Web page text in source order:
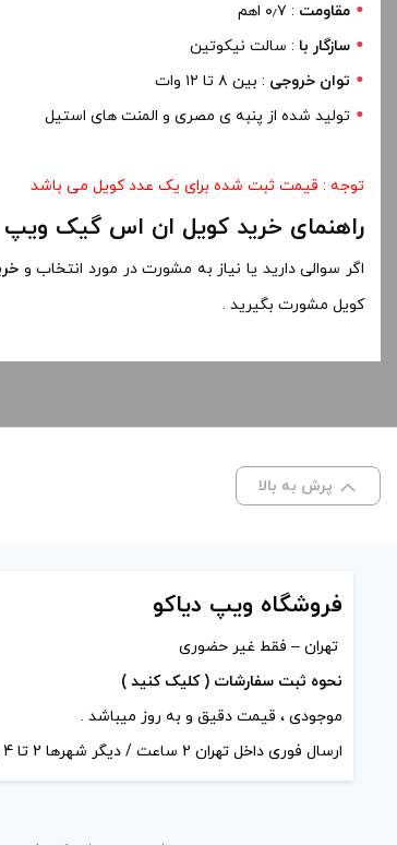
مقاومت : ۰٫۷ اهم
سازگار با : سالت نیکوتین
توان خروجی : بین ۸ تا ۱۲ وات
تولید شده از پنبه ی مصری و المنت های استیل
توجه : قیمت ثبت شده برای یک عدد کویل می باشد
راهنمای خرید کویل ان اس گیک ویپ
اگر سوالی دارید یا نیاز به مشورت در مورد انتخاب و
کویل مشورت بگیرید .
پرش به بالا
فروشگاه ویپ دیاکو
تهران – فقط غیر حضوری
نحوه ثبت سفارشات ( کلیک کنید )
موجودی ، قیمت دقیق و به روز میباشد .
ارسال فوری داخل تهران 2 ساعت / دیگر شهرها 2 تا 4 روز